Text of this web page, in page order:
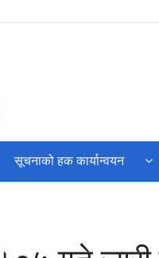
सूचनाको हक कार्यान्वयन